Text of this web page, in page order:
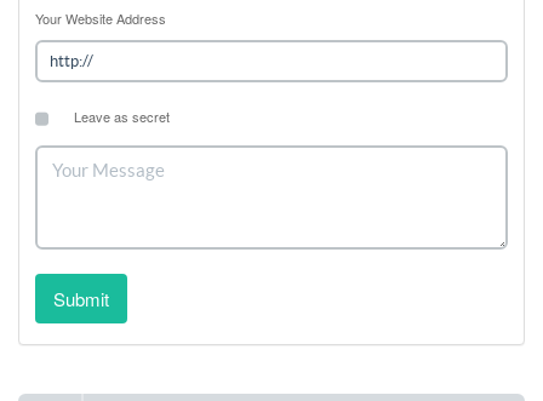
Your Website Address
Leave as secret
Submit